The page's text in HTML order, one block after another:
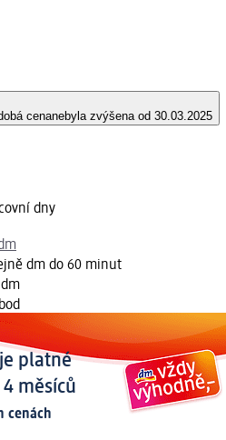
cenanebyla zvýšena od 30.03.2025
dny
dm do 60 minut
platné
měsíců
cenách